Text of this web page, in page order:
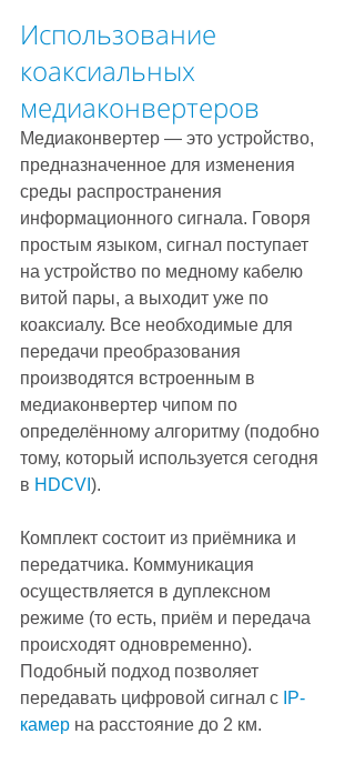
Использование
коаксиальных
медиаконвертеров
Медиаконвертер — это устройство,
предназначенное для изменения
среды распространения
информационного сигнала. Говоря
простым языком, сигнал поступает
на устройство по медному кабелю
витой пары, а выходит уже по
коаксиалу. Все необходимые для
передачи преобразования
производятся встроенным в
медиаконвертер чипом по
определённому алгоритму (подобно
тому, который используется сегодня
в HDCVI ).
Комплект состоит из приёмника и
передатчика. Коммуникация
осуществляется в дуплексном
режиме (то есть, приём и передача
происходят одновременно).
Подобный подход позволяет
передавать цифровой сигнал с IP-
камер на расстояние до 2 км.